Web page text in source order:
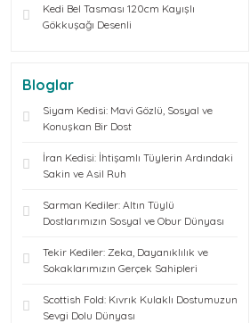
Kedi Bel Tasması 120cm Kayışlı
Gökkuşağı Desenli
Bloglar
Siyam Kedisi: Mavi Gözlü, Sosyal ve
Konuşkan Bir Dost
İran Kedisi: İhtişamlı Tüylerin Ardındaki
Sakin ve Asil Ruh
Sarman Kediler: Altın Tüylü
Dostlarımızın Sosyal ve Obur Dünyası
Tekir Kediler: Zeka, Dayanıklılık ve
Sokaklarımızın Gerçek Sahipleri
Scottish Fold: Kıvrık Kulaklı Dostumuzun
Sevgi Dolu Dünyası